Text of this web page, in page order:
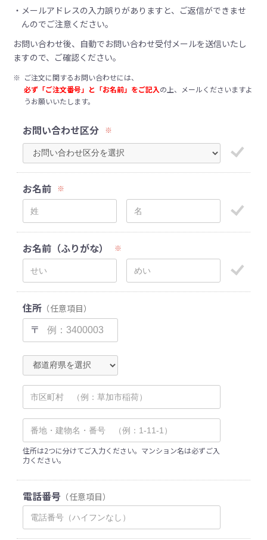
メールアドレスの入力誤りがありますと、ご返信ができませ
んのでご注意ください。
お問い合わせ後、自動でお問い合わせ受付メールを送信いたし
ますので、ご確認ください。
※ ご注文に関するお問い合わせには、
必ず「ご注文番号」と「お名前」をご記入の上、メールくださいますよ
うお願いいたします。
お問い合わせ区分 ※
お名前 ※
お名前（ふりがな） ※
住所 （任意項目）
〒
住所は2つに分けてご入力ください。マンション名は必ずご入
力ください。
電話番号 （任意項目）